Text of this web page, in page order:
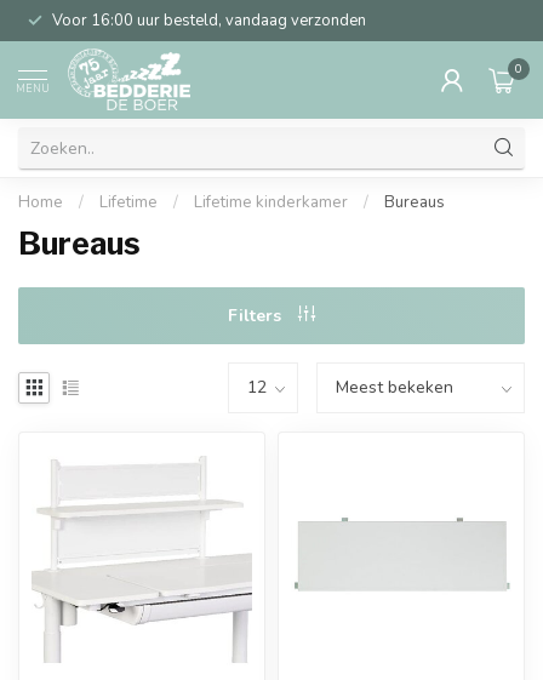
Voor 16:00 uur besteld, vandaag verzonden
MENU
0
Home / Lifetime / Lifetime kinderkamer / Bureaus
Bureaus
Filters